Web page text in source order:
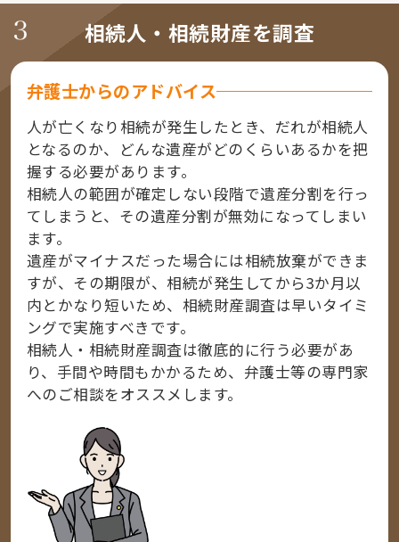
相続人・相続財産を調査
弁護士からのアドバイス
人が亡くなり相続が発生したとき、だれが相続人
となるのか、どんな遺産がどのくらいあるかを把
握する必要があります。
相続人の範囲が確定しない段階で遺産分割を行っ
てしまうと、その遺産分割が無効になってしまい
ます。
遺産がマイナスだった場合には相続放棄ができま
すが、その期限が、相続が発生してから3か月以
内とかなり短いため、相続財産調査は早いタイミ
ングで実施すべきです。
相続人・相続財産調査は徹底的に行う必要があ
り、手間や時間もかかるため、弁護士等の専門家
へのご相談をオススメします。